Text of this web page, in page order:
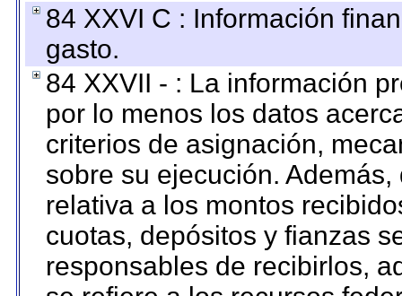
84 XXVI C : Información
gasto.
84 XXVII - : La información
por lo menos los datos
criterios de asignación,
sobre su ejecución.
relativa a los montos
cuotas, depósitos y fianzas
responsables de recibirlos,